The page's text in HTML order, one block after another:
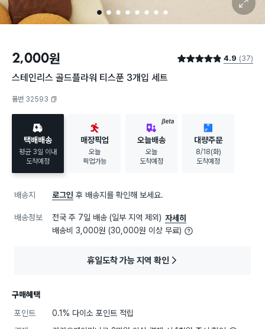
1 2 3 4 5 6 7 8
확대 보기
2,000원 별점 4.9점 4.9 (37)
스테인리스 골드플라워 티스푼 3개입 세트
품번 32593
택배배송
평균 3일 이내
도착예정
매장픽업
오늘
픽업가능
BETA
오늘배송
오늘
도착예정
대량주문
8/18(화)
도착예정
배송지 로그인 후 배송지를 확인해 보세요.
배송정보 전국 주 7일 배송 (일부 지역 제외) 자세히
배송비 3,000원 (30,000원 이상 무료)
휴일도착 가능 지역 확인
구매혜택
포인트
0.1% 다이소 포인트 적립